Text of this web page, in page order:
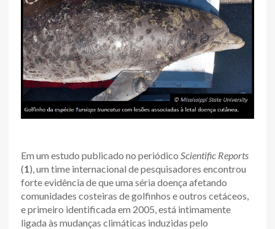
Em um estudo publicado no periódico Scientific Reports
(1 ), um time internacional de pesquisadores encontrou
forte evidência de que uma séria doença afetando
comunidades costeiras de golfinhos e outros cetáceos,
e primeiro identificada em 2005, está intimamente
ligada às mudanças climáticas induzidas pelo